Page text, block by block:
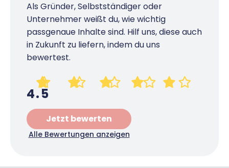
Als Gründer, Selbstständiger oder
Unternehmer weißt du, wie wichtig
passgenaue Inhalte sind. Hilf uns, diese auch
in Zukunft zu liefern, indem du uns
bewertest.
4.5
Jetzt bewerten
Alle Bewertungen anzeigen